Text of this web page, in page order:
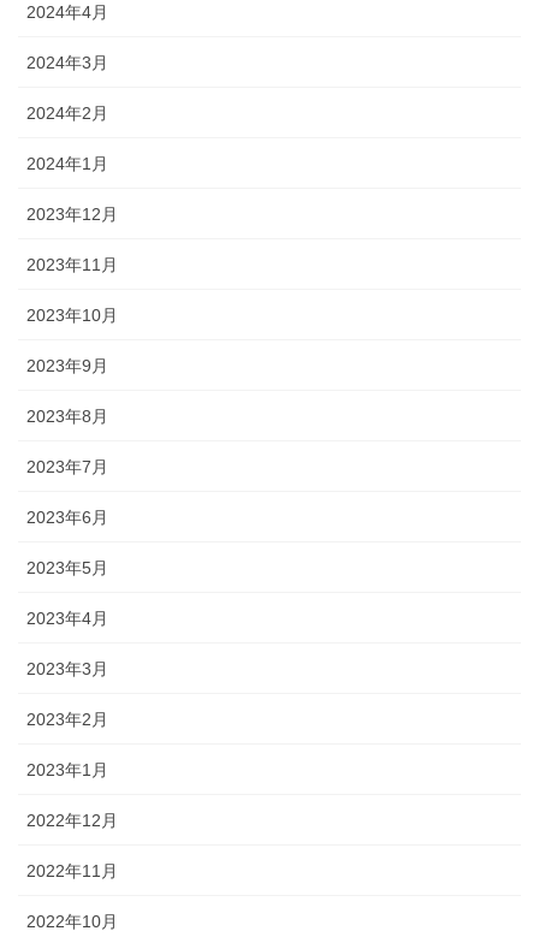
2024年4月
2024年3月
2024年2月
2024年1月
2023年12月
2023年11月
2023年10月
2023年9月
2023年8月
2023年7月
2023年6月
2023年5月
2023年4月
2023年3月
2023年2月
2023年1月
2022年12月
2022年11月
2022年10月